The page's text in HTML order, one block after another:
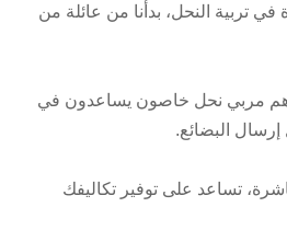
الخبرة في تربية النحل، بدأنا من عائلة من
هم مربي نحل خاصون يساعدون في
البضائع.
تساعد على توفير تكاليفك